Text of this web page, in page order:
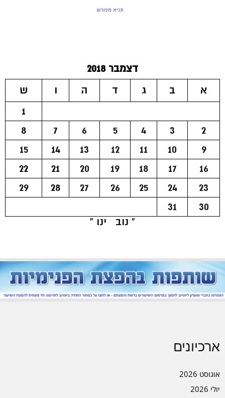
תניא מפורש
דצמבר 2018
א
ב ג ד ה ו
ש
1
2
3
4
5
6
7
8
9
10
11
12
13
14
15
16
17
18
19
20
21
22
23
24
25
26
27
28
29
30
31
« נוב
ינו »
ארכיונים
אוגוסט 2026
יולי 2026